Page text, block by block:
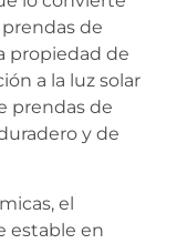
de
propiedad de
a la luz solar
prendas de
y de
el
estable en